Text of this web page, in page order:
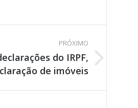
PRÓXIMO
do IRPF,
de imóveis